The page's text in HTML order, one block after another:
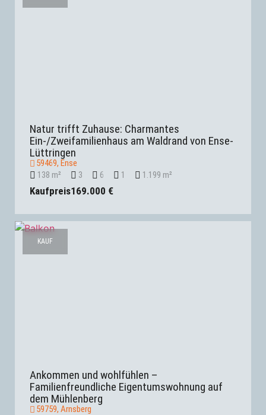
Natur trifft Zuhause: Charmantes
Ein-/Zweifamilienhaus am Waldrand von Ense-
Lüttringen
59469, Ense
138 m²
3 6 1 1.199 m²
Kaufpreis169.000 €
KAUF
Ankommen und wohlfühlen –
Familienfreundliche Eigentumswohnung auf
dem Mühlenberg
59759, Arnsberg